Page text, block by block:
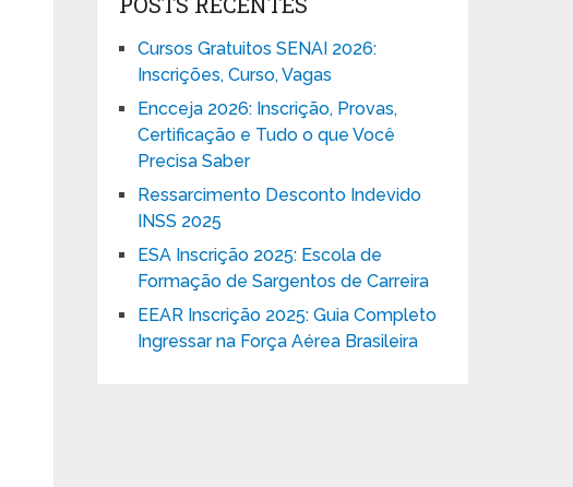
Cursos Gratuitos SENAI 2026:
Inscrições, Curso, Vagas
Encceja 2026: Inscrição, Provas,
Certificação e Tudo o que Você
Precisa Saber
Ressarcimento Desconto Indevido
INSS 2025
ESA Inscrição 2025: Escola de
Formação de Sargentos de Carreira
EEAR Inscrição 2025: Guia Completo
Ingressar na Força Aérea Brasileira